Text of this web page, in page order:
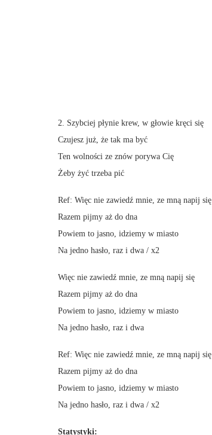
2. Szybciej płynie krew, w głowie kręci się
Czujesz już, że tak ma być
Ten wolności ze znów porywa Cię
Żeby żyć trzeba pić
Ref: Więc nie zawiedź mnie, ze mną napij się
Razem pijmy aż do dna
Powiem to jasno, idziemy w miasto
Na jedno hasło, raz i dwa / x2
Więc nie zawiedź mnie, ze mną napij się
Razem pijmy aż do dna
Powiem to jasno, idziemy w miasto
Na jedno hasło, raz i dwa
Ref: Więc nie zawiedź mnie, ze mną napij się
Razem pijmy aż do dna
Powiem to jasno, idziemy w miasto
Na jedno hasło, raz i dwa / x2
Statystyki: